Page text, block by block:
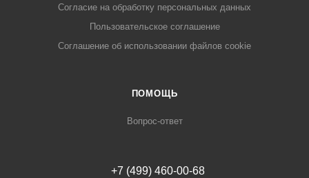
Cогласие на обработку персональных данных
Пользовательское соглашение
Cоглашение об использовании файлов cookie
ПОМОЩЬ
Вопрос-ответ
+7 (499) 460-00-68